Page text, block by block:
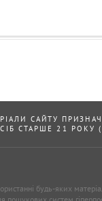
САЙТУ
СТАРШЕ 21 РОКУ
будь-яких